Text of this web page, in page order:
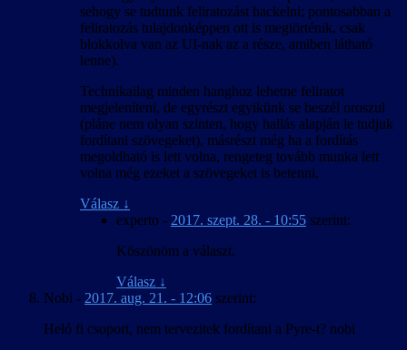
sehogy se tudtunk feliratozást hackelni; pontosabban a
feliratozás tulajdonképpen ott is megtörténik, csak
blokkolva van az UI-nak az a része, amiben látható
lenne).
Technikailag minden hanghoz lehetne feliratot
megjeleníteni, de egyrészt egyikünk se beszél oroszul
(pláne nem olyan szinten, hogy hallás alapján le tudjuk
fordítani szövegeket), másrészt még ha a fordítás
megoldható is lett volna, rengeteg tovább munka lett
volna még ezeket a szövegeket is betenni.
Válasz ↓
experto - 2017. szept. 28. - 10:55 szerint:
Köszönöm a választ.
Válasz ↓
Nobi - 2017. aug. 21. - 12:06 szerint:
Heló fi csoport, nem tervezitek fordítani a Pyre-t? nobi